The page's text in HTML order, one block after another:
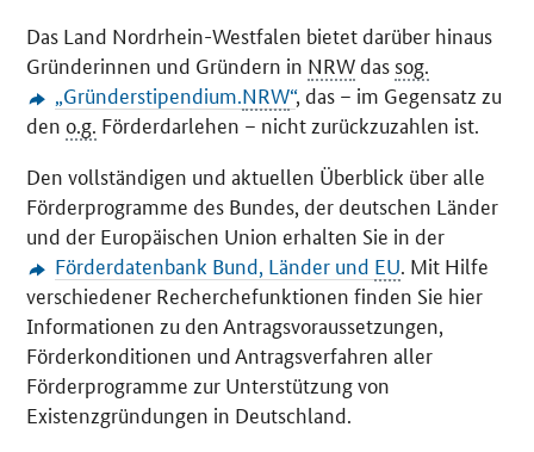
Das Land Nordrhein-Westfalen bietet darüber hinaus
Gründerinnen und Gründern in NRW das sog.
„Gründerstipendium.NRW“, das – im Gegensatz zu
deno.g. Förderdarlehen – nicht zurückzuzahlen ist.
Den vollständigen und aktuellen Überblick über alle
Förderprogramme des Bundes, der deutschen Länder
und der Europäischen Union erhalten Sie in der
Förderdatenbank Bund, Länder und EU. Mit Hilfe
verschiedener Recherchefunktionen finden Sie hier
Informationen zu den Antragsvoraussetzungen,
Förderkonditionen und Antragsverfahren aller
Förderprogramme zur Unterstützung von
Existenzgründungen in Deutschland.